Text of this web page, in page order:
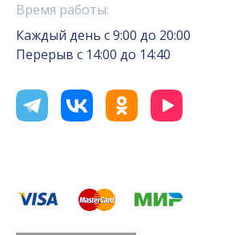
Время работы:
Каждый день с 9:00 до 20:00
Перерыв с 14:00 до 14:40